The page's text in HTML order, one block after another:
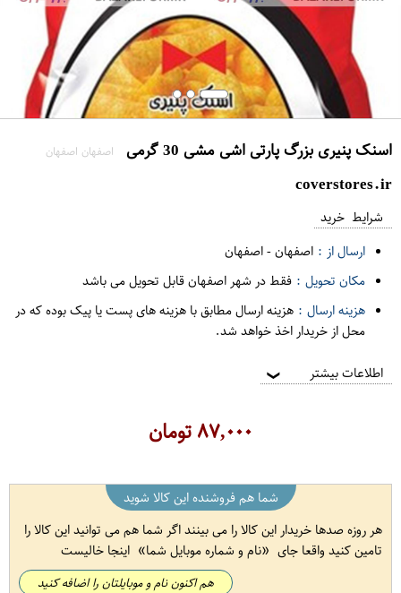
اسنک پنیری بزرگ پارتی اشی مشی 30 گرمی اصفهان اصفهان
coverstores.ir
شرایط خرید
ارسال از : اصفهان-اصفهان
مکان تحویل : فقط در شهر اصفهان قابل تحویل می باشد
هزینه ارسال : هزینه ارسال مطابق با هزینه های پست یا پیک بوده که در
محل از خریدار اخذ خواهد شد.
اطلاعات بیشتر ❯
۸۷,۰۰۰تومان
شما هم فروشنده این کالا شوید
هر روزه صدها خریدار این کالا را می بینند اگر شما هم می توانید این کالا را
تامین کنید واقعا جای
نام و شماره موبایل شما اینجا خالیست
هم اکنون نام و موبایلتان را اضافه کنید